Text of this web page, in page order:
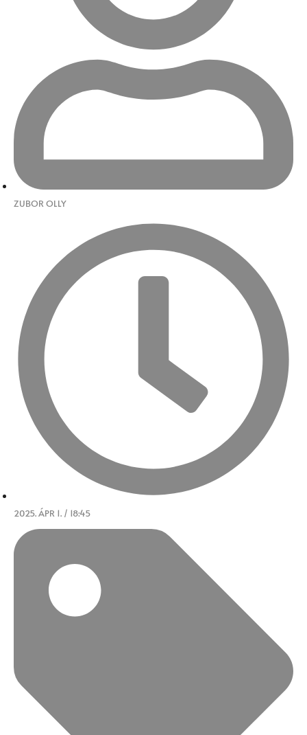
ZUBOR OLLY
2025. ÁPR 1. / 18:45